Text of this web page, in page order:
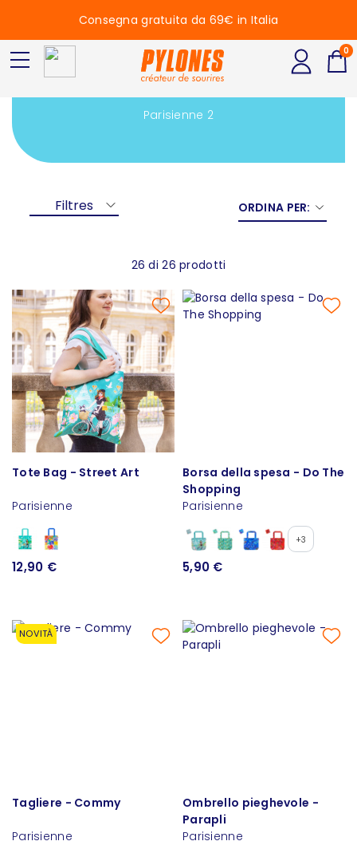
Parisienne 2
Parisienne 2
Filtres ORDINA PER:
26 di 26 prodotti
Tote Bag - Street Art
Parisienne
12,90 €
Borsa della spesa - Do The
Shopping
Parisienne
+3
5,90 €
NOVITÀ
Tagliere - Commy
Parisienne
Ombrello pieghevole -
Parapli
Parisienne
Consegna gratuita da 69€ in Italia
0